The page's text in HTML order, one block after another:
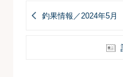
釣果情報／2024年5月